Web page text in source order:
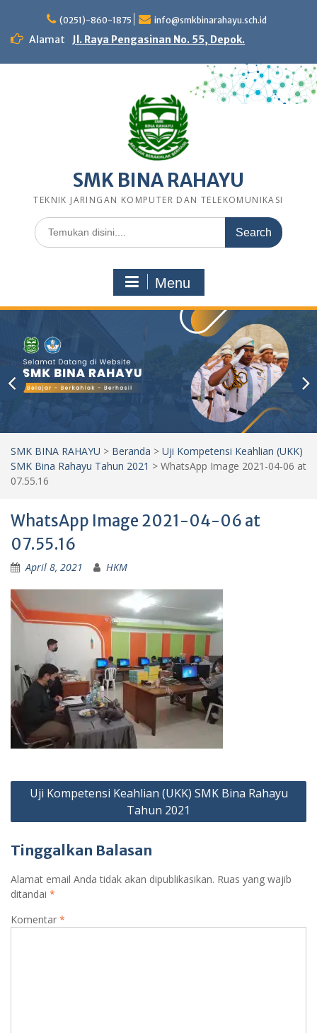
content
(0251)-860-1875 info@smkbinarahayu.sch.id
Alamat Jl. Raya Pengasinan No. 55, Depok.
SMK BINA RAHAYU
TEKNIK JARINGAN KOMPUTER DAN TELEKOMUNIKASI
Search
for:
Menu
SMK BINA RAHAYU > Beranda > Uji Kompetensi Keahlian (UKK)
SMK Bina Rahayu Tahun 2021 > WhatsApp Image 2021-04-06 at
07.55.16
WhatsApp Image 2021-04-06 at
07.55.16
April 8, 2021 HKM
Navigasi
Uji Kompetensi Keahlian (UKK) SMK Bina Rahayu
Tahun 2021
Tinggalkan Balasan
Alamat email Anda tidak akan dipublikasikan. Ruas yang wajib
ditandai *
Komentar *